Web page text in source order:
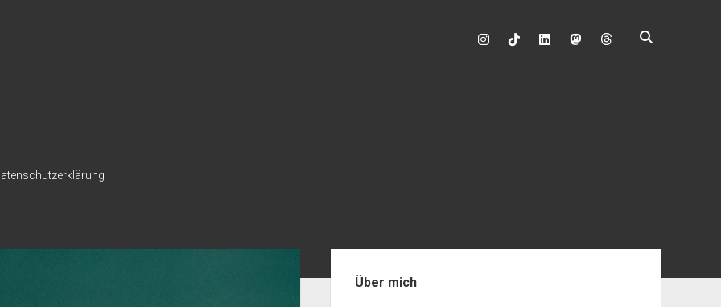
instagram
tiktoklinkedinmastodon
Über mich